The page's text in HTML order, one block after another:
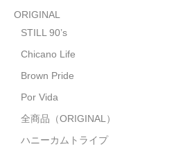
ホルモンクラブ
C D / D V D
全商品（CD/DVD）
ORIGINAL
STILL 90’s
Chicano Life
Brown Pride
Por Vida
全商品（ORIGINAL）
ハニーカムトライプ